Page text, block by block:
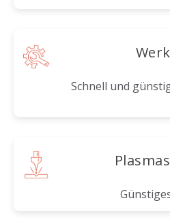
Schnell und